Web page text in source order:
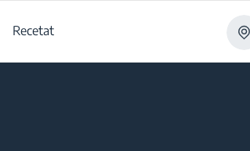
Recetat